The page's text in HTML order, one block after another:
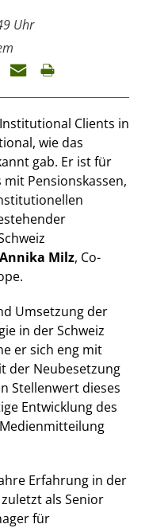
Uhr
Clients in
wie das
gab. Er ist für
Pensionskassen,
Annika Milz, Co-
Umsetzung der
in der Schweiz
er sich eng mit
der Neubesetzung
Stellenwert dieses
Entwicklung des
Erfahrung in der
als Senior
für